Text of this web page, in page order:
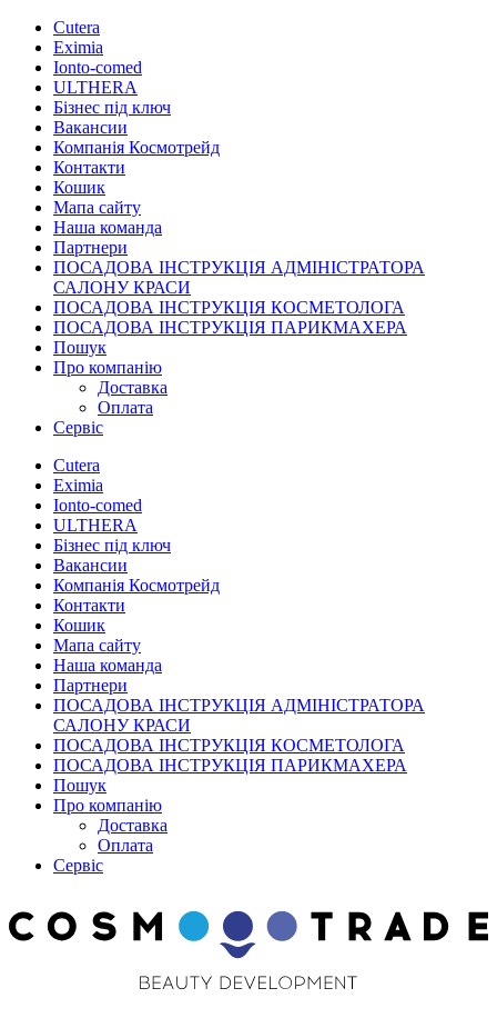
Cutera
Eximia
Ionto-comed
ULTHERA
Бізнес під ключ
Вакансии
Компанія Космотрейд
Контакти
Кошик
Мапа сайту
Наша команда
Партнери
ПОСАДОВА ІНСТРУКЦІЯ АДМІНІСТРАТОРА
САЛОНУ КРАСИ
ПОСАДОВА ІНСТРУКЦІЯ КОСМЕТОЛОГА
ПОСАДОВА ІНСТРУКЦІЯ ПАРИКМАХЕРА
Пошук
Про компанію
Доставка
Оплата
Сервіс
Cutera
Eximia
Ionto-comed
ULTHERA
Бізнес під ключ
Вакансии
Компанія Космотрейд
Контакти
Кошик
Мапа сайту
Наша команда
Партнери
ПОСАДОВА ІНСТРУКЦІЯ АДМІНІСТРАТОРА
САЛОНУ КРАСИ
ПОСАДОВА ІНСТРУКЦІЯ КОСМЕТОЛОГА
ПОСАДОВА ІНСТРУКЦІЯ ПАРИКМАХЕРА
Пошук
Про компанію
Доставка
Оплата
Сервіс